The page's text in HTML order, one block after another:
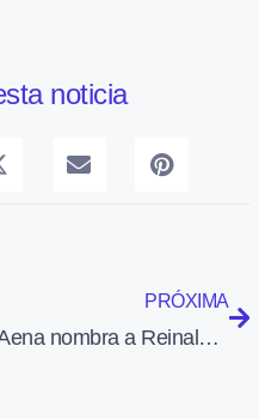
noticia
PRÓXIMA
Aena nombra a Reinaldo Rodríguez nuevo director general de Navegación Aérea